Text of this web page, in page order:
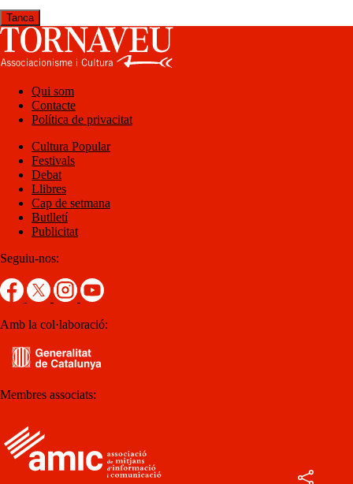
Tanca
Qui som
Contacte
Política de privacitat
Cultura Popular
Festivals
Debat
Llibres
Cap de setmana
Butlletí
Publicitat
Seguiu-nos:
Amb la col·laboració:
Membres associats: